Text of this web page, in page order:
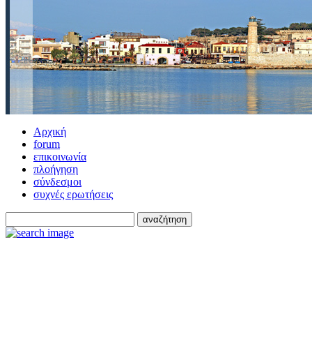
Αρχική
forum
επικοινωνία
πλοήγηση
σύνδεσμοι
συχνές ερωτήσεις